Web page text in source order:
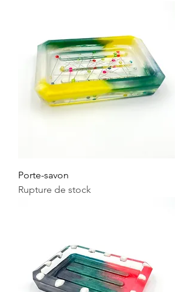
Porte-savon
Rupture de stock